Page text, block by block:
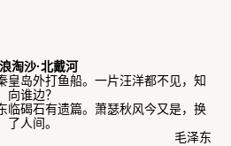
淘沙·北戴河
皇岛外打鱼船。一片汪洋都不见，知
向谁边？
临碣石有遗篇。萧瑟秋风今又是，换
了人间。
毛泽东